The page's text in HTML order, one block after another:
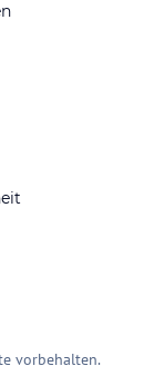
vorbehalten.